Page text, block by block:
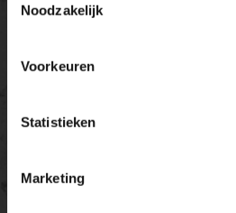
Noodzakelijk
Voorkeuren
Statistieken
Marketing
Telefoon